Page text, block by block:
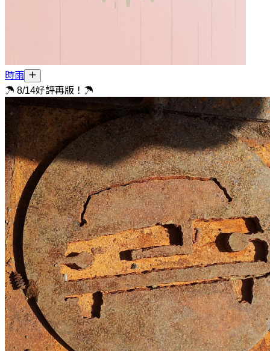
時雨
☂ 8/14好評再版！☂